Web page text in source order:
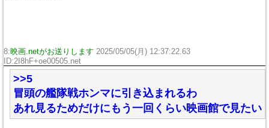
8:映画.netがお送りします 2025/05/05(月) 12:37:22.63
ID:2I8hF+oe00505.net
>>5
冒頭の艦隊戦ホンマに引き込まれるわ
あれ見るためだけにもう一回くらい映画館で見たい